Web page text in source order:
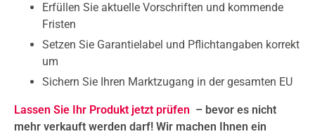
Erfüllen Sie aktuelle Vorschriften und kommende
Fristen
Setzen Sie Garantielabel und Pflichtangaben korrekt
um
Sichern Sie Ihren Marktzugang in der gesamten EU
Lassen Sie Ihr Produkt jetzt prüfen – bevor es nicht
mehr verkauft werden darf! Wir machen Ihnen ein